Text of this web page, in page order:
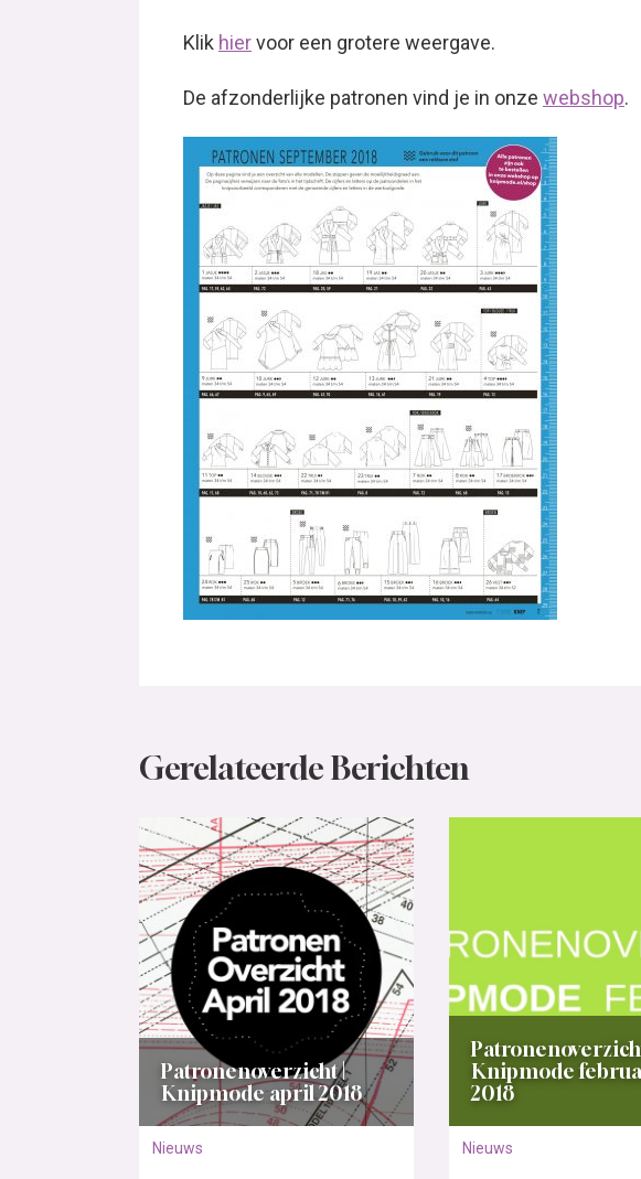
Klik hiervoor een grotere weergave.
De afzonderlijke patronen vind je in onze webshop.
Gerelateerde Berichten
Patronenoverzicht |
Knipmode april 2018
Nieuws
Patronenoverzicht
Knipmode
2018
Nieuws